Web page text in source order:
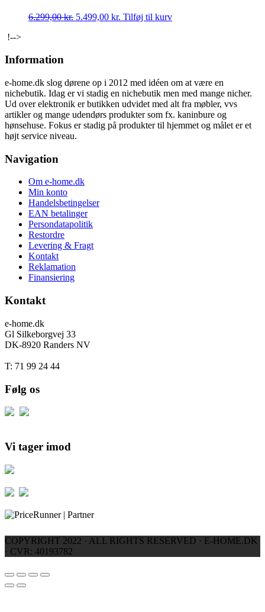
6.299,00kr. Den
5.499,00 kr. Den
Tilføj til kurv
!-->
Information
e-home.dk slog dørene op i 2012 med idéen om at være en
nichebutik. Idag er vi stadig en nichebutik men med mange nicher.
Ud over elektronik er butikken udvidet med alt fra møbler, vvs
artikler og mange udendørs produkter som fx. kaninbure og
hønsehuse. Fokus er stadig på produkter til hjemmet og målet er et
højt service niveau.
Navigation
Om e-home.dk
Min konto
Handelsbetingelser
EAN betalinger
Persondatapolitik
Restordre
Levering & Fragt
Kontakt
Reklamation
Finansiering
Kontakt
e-home.dk
Gl Silkeborgvej 33
DK-8920 Randers NV
T: 71 99 24 44
Følg os
Vi tager imod
COPYRIGHT 2022 · ALL RIGHTS RESERVED · E-HOME.DK
· CVR: 40193782